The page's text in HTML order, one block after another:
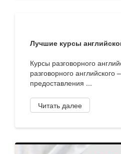
Лучшие курсы
Курсы разговорного
разговорного английского
предоставления ...
Читать далее